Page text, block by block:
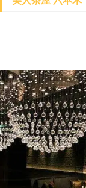
神奈川県
大宮 (1)
登録制OK
高級店 (6)